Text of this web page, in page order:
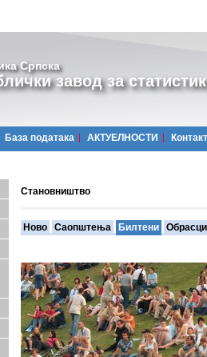
Српска
завод за
Базa података АКТУЕЛНОСТИ Контакт
Становништво
Ново Саопштења Билтени Обрасци